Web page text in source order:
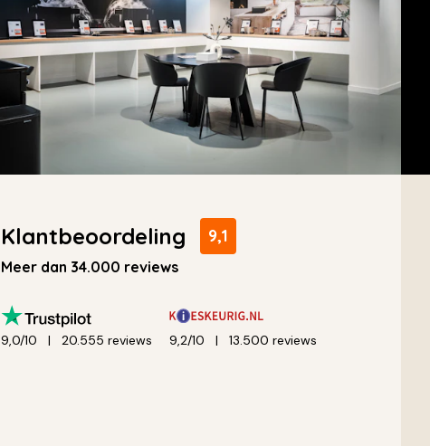
Klantbeoordeling 9,1
Meer dan 34.000 reviews
9,0/10 20.555 reviews 9,2/10 13.500 reviews